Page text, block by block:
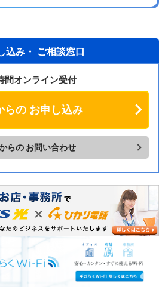
込み・ ご相談窓口
間オンライン受付
らのお申し込み
らの お問い合わせ